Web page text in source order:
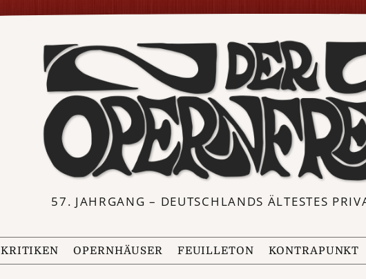
57. JAHRGANG – DEUTSCHLANDS ÄLTESTES
KRITIKEN OPERNHÄUSER FEUILLETON KONTRAPUNKT